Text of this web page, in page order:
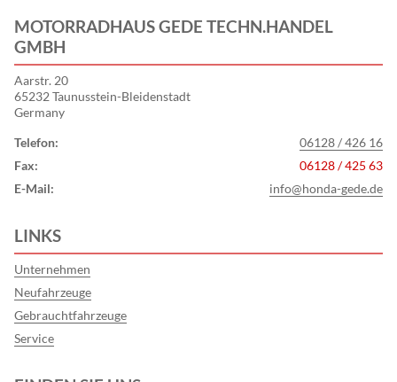
MOTORRADHAUS GEDE TECHN.HANDEL
GMBH
Aarstr. 20
65232 Taunusstein-Bleidenstadt
Germany
Telefon:
06128 / 426 16
Fax:
06128 / 425 63
E-Mail:
info@honda-gede.de
LINKS
Unternehmen
Neufahrzeuge
Gebrauchtfahrzeuge
Service